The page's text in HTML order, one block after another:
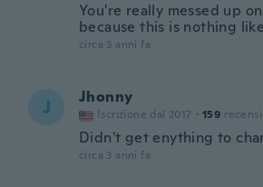
You're really messed up
because this is nothing
circa 3 anni fa
J Jhonny
Iscrizione dal 2017 · 159
Didn't get enything to
circa 3 anni fa